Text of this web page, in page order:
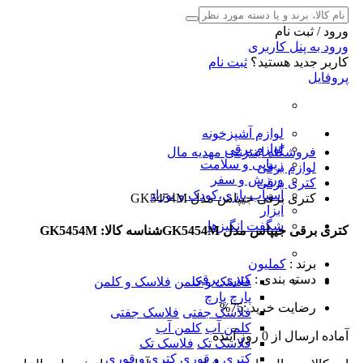
ورود / ثبت نام
ورود به پنل کاربری
کاربر جدید هستید؟ ثبت نام
پروفایل
لوازم آشپزخونه
لوازم برقی
زیبایی و سلامت
ورزش و سفر
اسباب بازی،کودک و نوزاد
ابزار
شگفت انگیزها
فلاسک و کلمن فلاسک و کلمن
پارچ پارچ
فلاسک جفتی فلاسک جفتی
کلمن آب کلمن آب
فلاسک تک فلاسک تک
کتری و قوری کتری و قوری
فروشگاه اینترنتی مهدیه مال
لوازم برقی
کتری برقی
کتری برقی جیپاس مدل GK5454M
کتری برقی جیپاس مدل GK5454M شناسه کالا: GK5454M
برند : کملیون
دسته بندی: کتری برقی
رضایت خرید :75%
آماده ارسال از 0 روز آینده